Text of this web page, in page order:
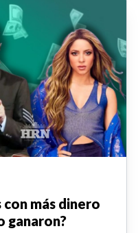
más dinero
ganaron?